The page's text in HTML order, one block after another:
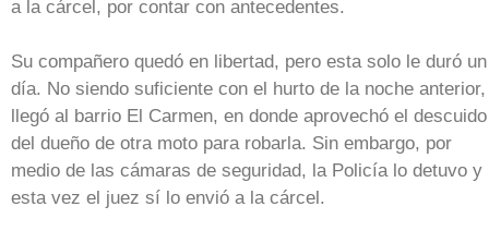
a la cárcel, por contar con antecedentes.
Su compañero quedó en libertad, pero esta solo le duró un
día. No siendo suficiente con el hurto de la noche anterior,
llegó al barrio El Carmen, en donde aprovechó el descuido
del dueño de otra moto para robarla. Sin embargo, por
medio de las cámaras de seguridad, la Policía lo detuvo y
esta vez el juez sí lo envió a la cárcel.